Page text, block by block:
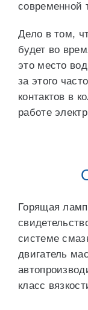
современной
Дело в том,
будет во
это место
за этого
контактов в
работе
Горящая
системе
двигатель
класс